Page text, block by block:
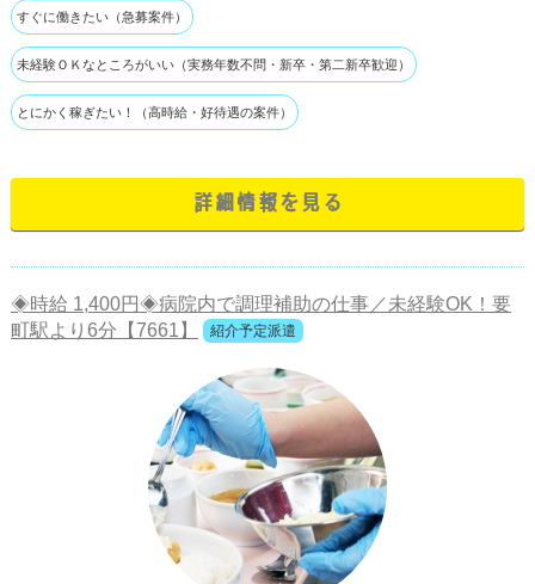
すぐに働きたい（急募案件）
未経験ＯＫなところがいい（実務年数不問・新卒・第二新卒歓迎）
とにかく稼ぎたい！（高時給・好待遇の案件）
詳細情報を見る
◈時給 1,400円◈病院内で調理補助の仕事／未経験OK！要
町駅より6分【7661】
紹介予定派遣